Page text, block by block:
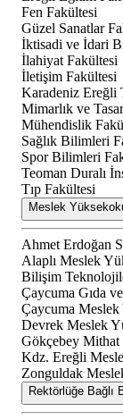
Fen Fakültesi
Güzel Sanatlar
İktisadi ve İdari
İlahiyat Fakültesi
İletişim Fakültesi
Karadeniz Ereğli
Mimarlık ve
Mühendislik
Sağlık Bilimleri
Spor Bilimleri
Teoman Duralı
Tıp Fakültesi
Meslek
Ahmet Erdoğan
Alaplı Meslek
Bilişim
Çaycuma Gıda
Çaycuma
Devrek Meslek
Gökçebey Mithat
Kdz. Ereğli
Zonguldak
Rektörlüğe Bağlı